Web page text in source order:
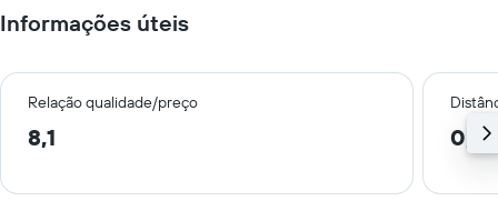
Informações úteis
Relação qualidade/preço
8,1 0,4